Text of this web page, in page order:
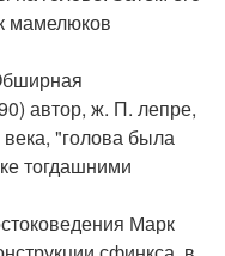
мамелюков
автор, ж. П. лепре,
"голова была
тогдашними
Марк